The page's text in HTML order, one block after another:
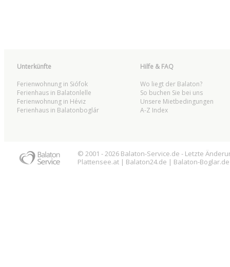
Unterkünfte
Ferienwohnung in Siófok
Ferienhaus in Balatonlelle
Ferienwohnung in Héviz
Ferienhaus in Balatonboglár
Hilfe & FAQ
Wo liegt der Balaton?
So buchen Sie bei uns
Unsere Mietbedingungen
A-Z Index
© 2001 - 2026 Balaton-Service.de - Letzte
Plattensee.at | Balaton24.de | Balaton-